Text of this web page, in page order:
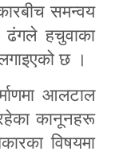
समन्वय
ढंगले हचुवाका
छ ।
आलटाल
रहेका कानूनहरू
विषयमा